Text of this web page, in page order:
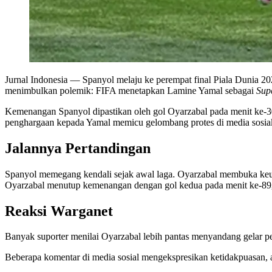
Jurnal Indonesia — Spanyol melaju ke perempat final Piala Dunia
menimbulkan polemik: FIFA menetapkan Lamine Yamal sebagai
Kemenangan Spanyol dipastikan oleh gol Oyarzabal pada menit
penghargaan kepada Yamal memicu gelombang protes di media
Jalannya Pertandingan
Spanyol memegang kendali sejak awal laga. Oyarzabal membuka
Oyarzabal menutup kemenangan dengan gol kedua pada menit ke-
Reaksi Warganet
Banyak suporter menilai Oyarzabal lebih pantas menyandang gelar
Beberapa komentar di media sosial mengekspresikan ketidakpuasan,